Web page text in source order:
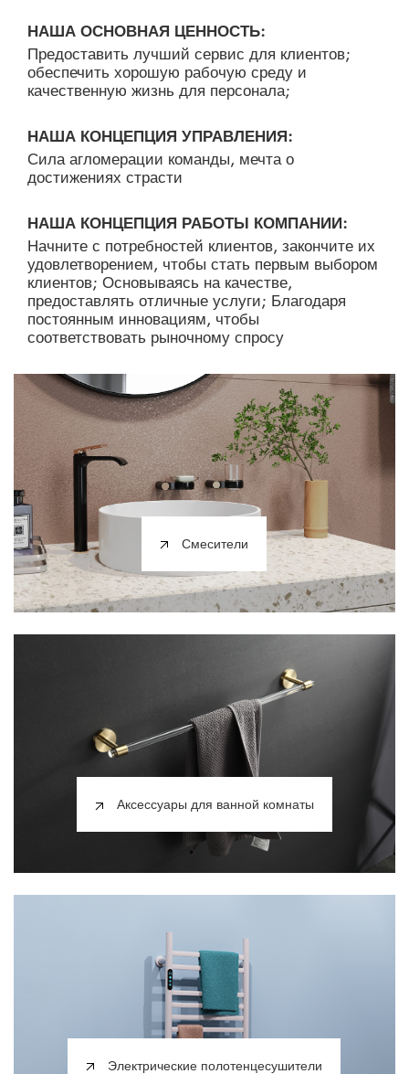
НАША ОСНОВНАЯ ЦЕННОСТЬ:
Предоставить лучший сервис для клиентов;
обеспечить хорошую рабочую среду и
качественную жизнь для персонала;
НАША КОНЦЕПЦИЯ УПРАВЛЕНИЯ:
Сила агломерации команды, мечта о
достижениях страсти
НАША КОНЦЕПЦИЯ РАБОТЫ КОМПАНИИ:
Начните с потребностей клиентов, закончите их
удовлетворением, чтобы стать первым выбором
клиентов; Основываясь на качестве,
предоставлять отличные услуги; Благодаря
постоянным инновациям, чтобы
соответствовать рыночному спросу
Смесители
Аксессуары для ванной комнаты
Электрические полотенцесушители